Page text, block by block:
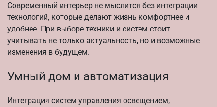
Современный интерьер не мыслится без интеграции
технологий, которые делают жизнь комфортнее и
удобнее. При выборе техники и систем стоит
учитывать не только актуальность, но и возможные
изменения в будущем.
Умный дом и автоматизация
Интеграция систем управления освещением,